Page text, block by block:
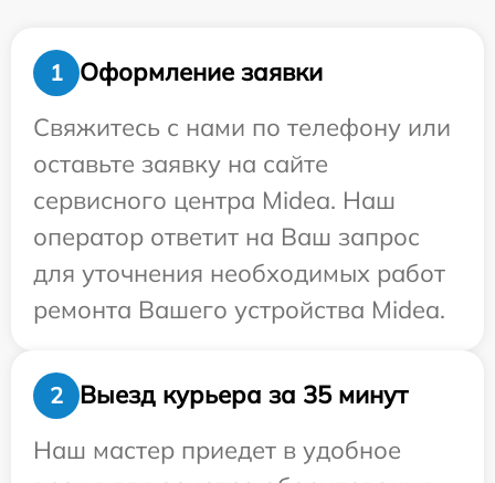
1
Оформление заявки
Свяжитесь с нами по телефону или
оставьте заявку на сайте
сервисного центра Midea. Наш
оператор ответит на Ваш запрос
для уточнения необходимых работ
ремонта Вашего устройства Midea.
2
Выезд курьера за 35 минут
Наш мастер приедет в удобное